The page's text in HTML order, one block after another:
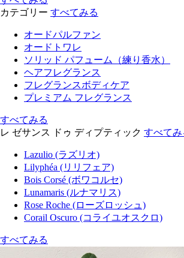
カテゴリー すべてみる
オードパルファン
オードトワレ
ソリッド パフューム（練り香水）
ヘアフレグランス
フレグランスボディケア
プレミアム フレグランス
すべてみる
レ ゼサンス ドゥ ディプティック すべてみ
Lazulio (ラズリオ)
Lilyphéa (リリフェア)
Bois Corsé (ボワコルセ)
Lunamaris (ルナマリス)
Rose Roche (ローズロッシュ)
Corail Oscuro (コライユオスクロ)
すべてみる